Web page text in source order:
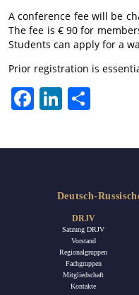
A conference fee will be
The fee is € 90 for
Students can apply for a
Prior registration is
FacebookLinkedIn
Deutsch-
DRJV
Satzung DRJV
Vorstand
Regionalgruppen
Fachgruppen
Mitgliedschaft
Kontakte